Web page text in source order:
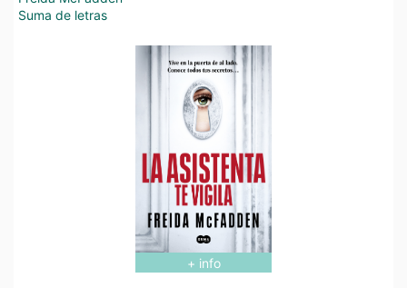
Suma de letras
+ info